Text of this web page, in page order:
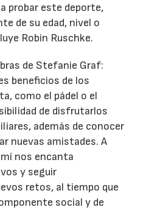
probar este deporte,
de su edad, nivel o
Robin Ruschke.
de Stefanie Graf:
beneficios de los
como el pádel o el
de disfrutarlos
además de conocer
nuevas amistades. A
nos encanta
y seguir
retos, al tiempo que
social y de